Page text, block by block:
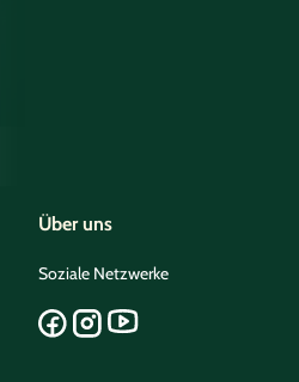
Über uns
Soziale Netzwerke